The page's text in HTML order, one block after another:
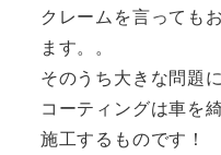
クレームを言っても
ます。。
そのうち大きな問題
コーティングは車を
施工するものです！